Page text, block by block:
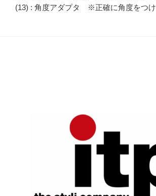
(13) : 角度アダプタ ※正確に角度をつ